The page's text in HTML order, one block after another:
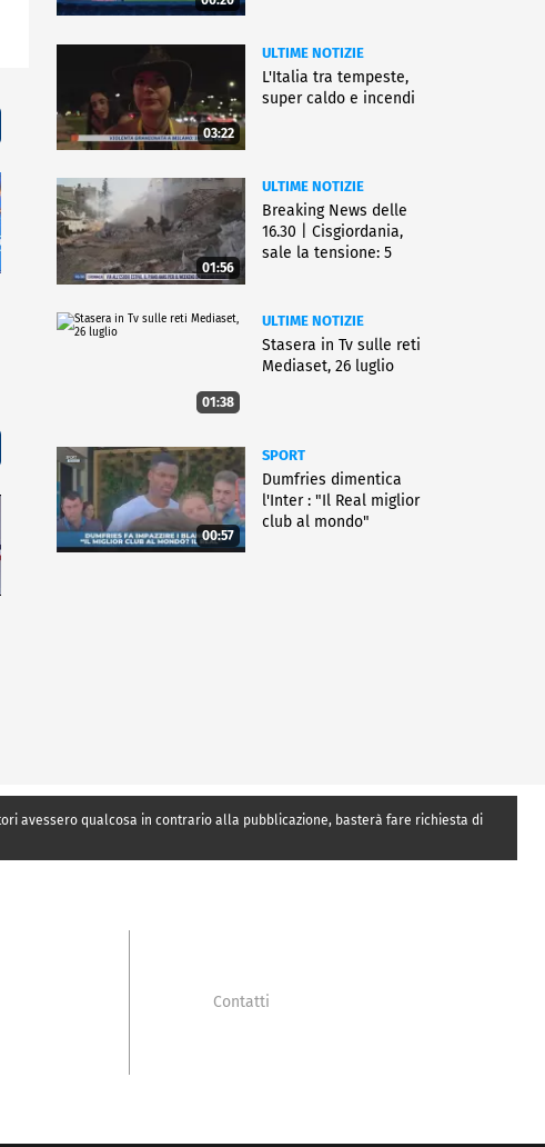
03:22
ULTIME NOTIZIE
L'Italia tra tempeste,
super caldo e incendi
01:56
ULTIME NOTIZIE
Breaking News delle
16.30 | Cisgiordania,
sale la tensione: 5
01:38
ULTIME NOTIZIE
Stasera in Tv sulle reti
Mediaset, 26 luglio
00:57
SPORT
Dumfries dimentica
l'Inter : "Il Real miglior
club al mondo"
avessero qualcosa in contrario alla pubblicazione, basterà fare richiesta di
Contatti